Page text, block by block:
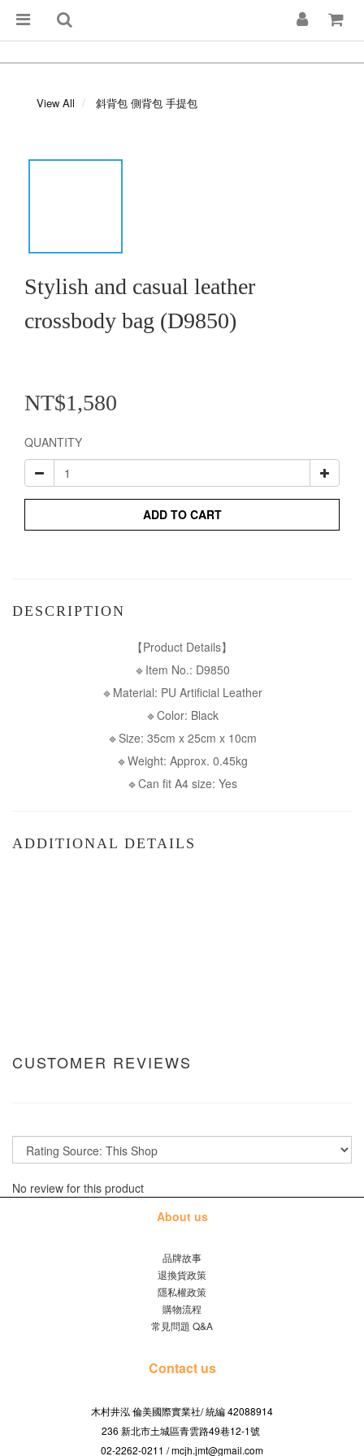
View All 斜背包 側背包 手提包
Stylish and casual leather
crossbody bag (D9850)
NT$1,580
QUANTITY
ADD TO CART
DESCRIPTION
【Product Details】
🔹Item No.: D9850
🔹Material: PU Artificial Leather
🔹Color: Black
🔹Size: 35cm x 25cm x 10cm
🔹Weight: Approx. 0.45kg
🔹Can fit A4 size: Yes
ADDITIONAL DETAILS
CUSTOMER REVIEWS
No review for this product
About us
品牌故事
退換貨政策
隱私權政策
購物流程
常見問題 Q&A
Contact us
木村井泓 倫美國際實業社/統編 42088914
236 新北市土城區青雲路49巷12-1號
02-2262-0211 / mcjh.jmt@gmail.com